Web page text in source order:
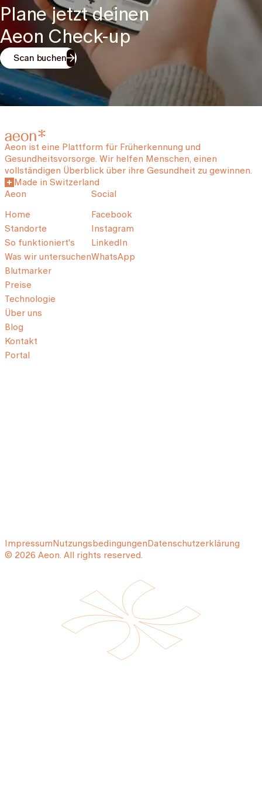
Plane jetzt deinen
Aeon Check-up
Scan buchen
Aeon ist eine Plattform für Früherkennung und
Gesundheitsvorsorge. Wir helfen Menschen, einen
vollständigen Überblick über ihre Gesundheit zu gewinnen.
Made in Switzerland
Aeon
Home
Standorte
So funktioniert's
Was wir untersuchen
Blutmarker
Preise
Technologie
Über uns
Blog
Kontakt
Portal
Social
Facebook
Instagram
LinkedIn
WhatsApp
ImpressumNutzungsbedingungenDatenschutzerklärung
© 2026 Aeon. All rights reserved.